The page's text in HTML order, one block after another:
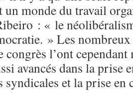
un monde du travail
: « le
» Les nombreux
congrès l’ont
avancés dans la prise
syndicales et la prise en